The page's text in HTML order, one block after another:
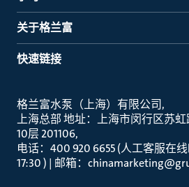
关于格兰富
快速链接
格兰富水泵（上海）有限公司
上海总部 地址：上海市闵行区苏
10层 201106
电话：400 920 6655 (人工客服在
17:30 ) | 邮箱：